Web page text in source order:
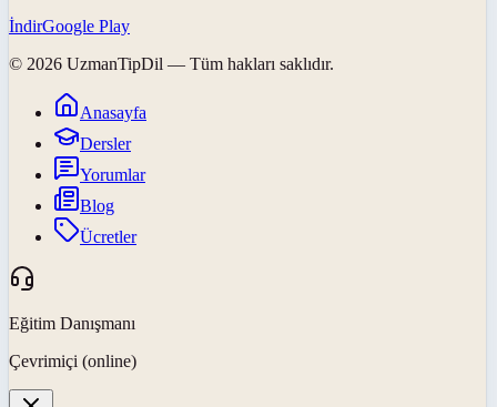
İndirGoogle Play
© 2026 UzmanTipDil — Tüm hakları saklıdır.
Anasayfa
Dersler
Yorumlar
Blog
Ücretler
Eğitim Danışmanı
Çevrimiçi (online)